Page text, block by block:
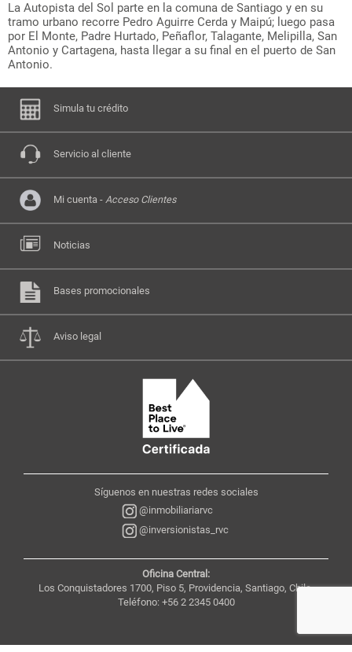
La Autopista del Sol parte en la comuna de Santiago y en su
tramo urbano recorre Pedro Aguirre Cerda y Maipú; luego pasa
por El Monte, Padre Hurtado, Peñaflor, Talagante, Melipilla, San
Antonio y Cartagena, hasta llegar a su final en el puerto de San
Antonio.
Simula tu crédito
Servicio al cliente
Mi cuenta - Acceso Clientes
Noticias
Bases promocionales
Aviso legal
Síguenos en nuestras redes sociales
@inmobiliariarvc
@inversionistas_rvc
Oficina Central:
Los Conquistadores 1700, Piso 5, Providencia, Santiago, Chile,
Teléfono: +56 2 2345 0400